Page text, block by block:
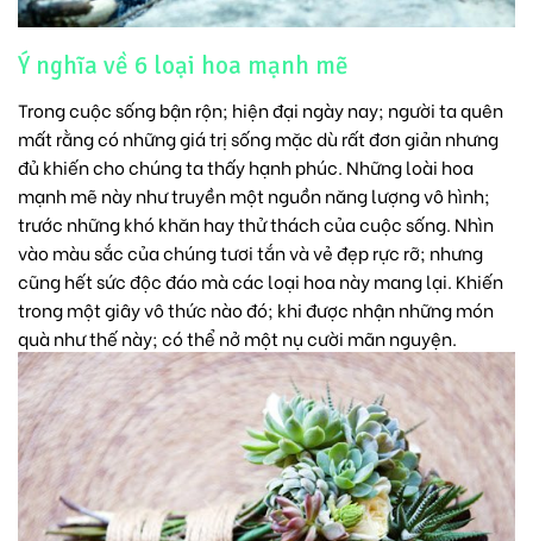
Ý nghĩa về 6 loại hoa mạnh mẽ
Trong cuộc sống bận rộn; hiện đại ngày nay; người ta quên
mất rằng có những giá trị sống mặc dù rất đơn giản nhưng
đủ khiến cho chúng ta thấy hạnh phúc. Những loài hoa
mạnh mẽ này như truyền một nguồn năng lượng vô hình;
trước những khó khăn hay thử thách của cuộc sống. Nhìn
vào màu sắc của chúng tươi tắn và vẻ đẹp rực rỡ; nhưng
cũng hết sức độc đáo mà các loại hoa này mang lại. Khiến
trong một giây vô thức nào đó; khi được nhận những món
quà như thế này; có thể nở một nụ cười mãn nguyện.